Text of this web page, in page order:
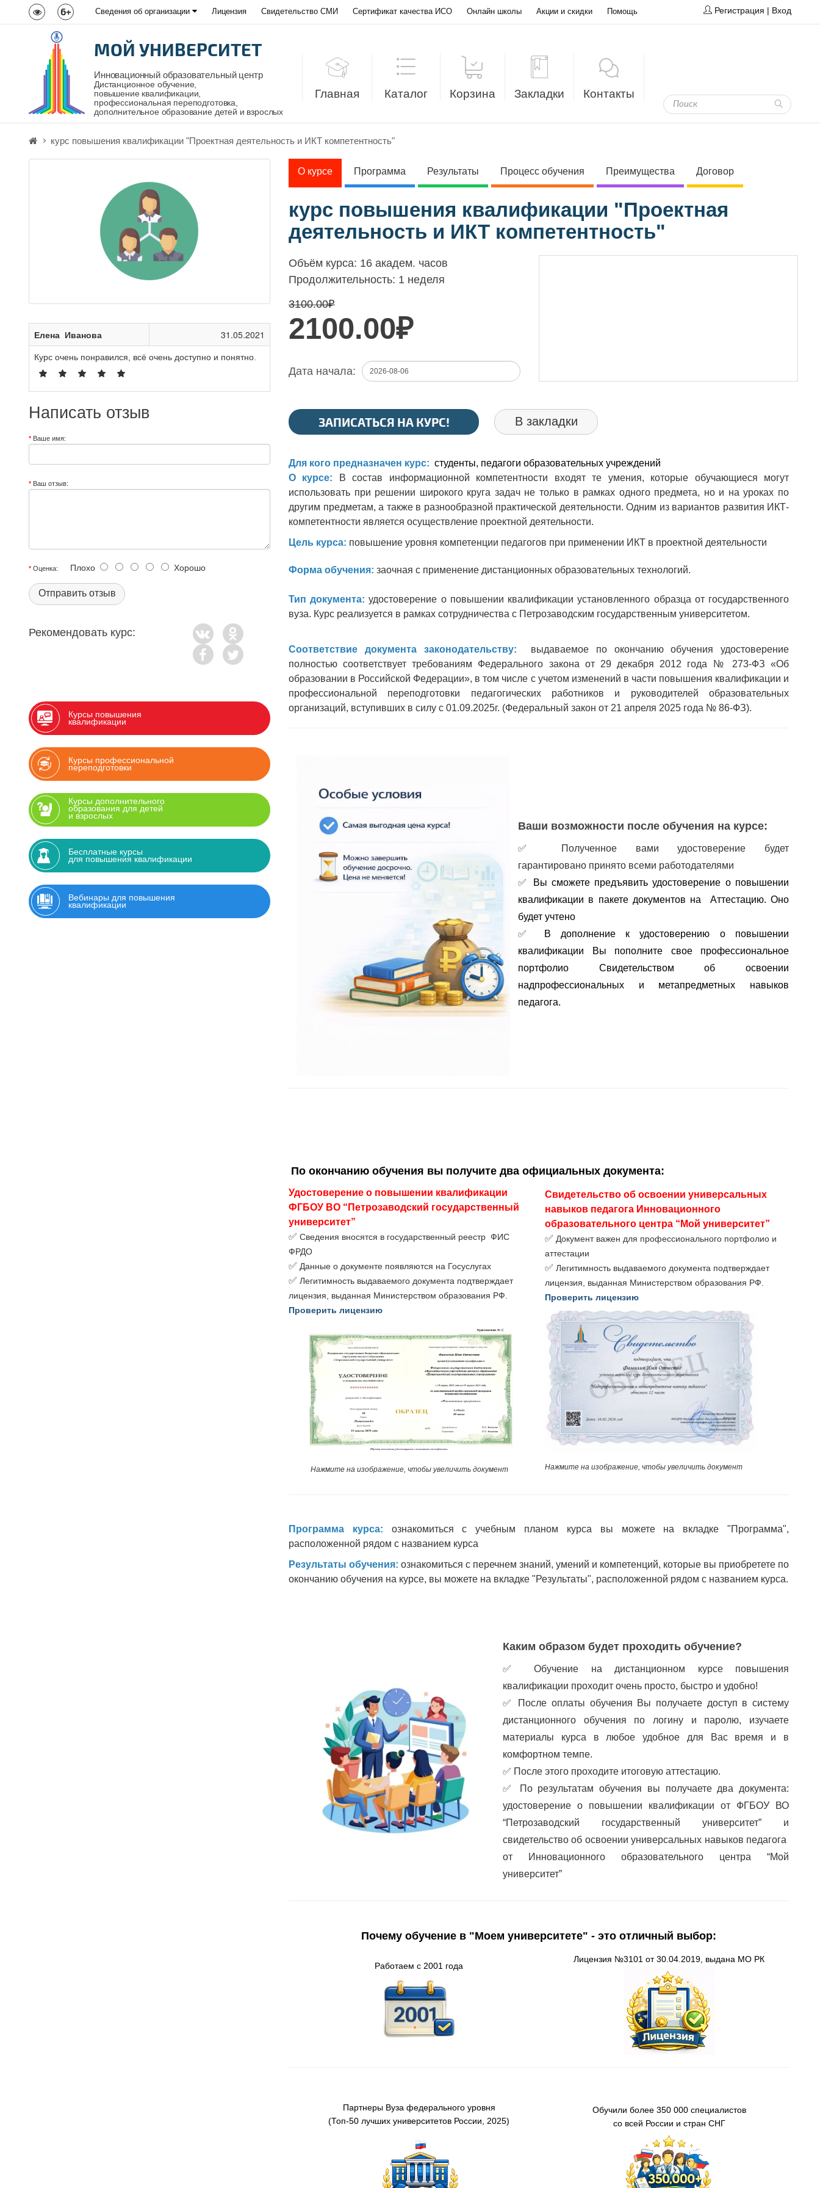
6+ Сведения об организации Лицензия Свидетельство СМИ Сертификат качества ИСО Онлайн школы Акции и скидки Помощь Регистрация | Вход
МОЙ УНИВЕРСИТЕТ
Инновационный образовательный центр
Дистанционное обучение,
повышение квалификации,
профессиональная переподготовка,
дополнительное образование детей и взрослых
Главная Каталог Корзина Закладки Контакты
курс повышения квалификации "Проектная деятельность и ИКТ компетентность"
Елена Иванова 31.05.2021
Курс очень понравился, всё очень доступно и понятно.
Написать отзыв
Ваше имя:
Ваш отзыв:
Оценка: Плохо Хорошо
Отправить отзыв
Рекомендовать курс:
Курсы повышения
квалификации
Курсы профессиональной
переподготовки
Курсы дополнительного
образования для детей
и взрослых
Бесплатные курсы
для повышения квалификации
Вебинары для повышения
квалификации
О курсе Программа Результаты Процесс обучения Преимущества Договор
курс повышения квалификации "Проектная
деятельность и ИКТ компетентность"
Объём курса: 16 академ. часов
Продолжительность: 1 неделя
3100.00₽
2100.00₽
Дата начала:
ЗАПИСАТЬСЯ НА КУРС! В закладки
Для кого предназначен курс: студенты, педагоги образовательных учреждений
О курсе:
В состав информационной компетентности входят те умения, которые обучающиеся могут
использовать при решении широкого круга задач не только в рамках одного предмета, но и на уроках по
другим предметам, а также в разнообразной практической деятельности. Одним из вариантов развития ИКТ-
компетентности является осуществление проектной деятельности.
Цель курса: повышение уровня компетенции педагогов при применении ИКТ в проектной деятельности
Форма обучения: заочная с применение дистанционных образовательных технологий.
Тип документа:удостоверение о повышении квалификации установленного образца от государственного
вуза. Курс реализуется в рамках сотрудничества с Петрозаводским государственным университетом.
Соответствие документа законодательству: выдаваемое по окончанию обучения удостоверение
полностью соответствует требованиям Федерального закона от 29 декабря 2012 года № 273-ФЗ «Об
образовании в Российской Федерации», в том числе с учетом изменений в части повышения квалификации и
профессиональной переподготовки педагогических работников и руководителей образовательных
организаций, вступивших в силу с 01.09.2025г. (Федеральный закон от 21 апреля 2025 года № 86-ФЗ).
Ваши возможности после обучения на курсе:
✅
Полученное вами удостоверение будет
гарантировано принято всеми работодателями
✅
Вы сможете предъявить удостоверение о повышении
квалификации в пакете документов на  Аттестацию. Оно
будет учтено
✅
В дополнение к удостоверению о повышении
портфолио
надпрофессиональных и метапредметных навыков
педагога.
По окончанию обучения вы получите два официальных документа:
Удостоверение о повышении квалификации
ФГБОУ ВО “Петрозаводский государственный
университет”
✅ Сведения вносятся в государственный реестр ФИС
ФРДО
✅ Данные о документе появляются на Госуслугах
✅ Легитимность выдаваемого документа подтверждает
лицензия, выданная Министерством образования РФ.
Проверить лицензию
Нажмите на изображение, чтобы увеличить документ
Свидетельство об освоении универсальных
навыков педагога Инновационного
образовательного центра “Мой университет”
✅ Документ важен для профессионального портфолио и
аттестации
✅ Легитимность выдаваемого документа подтверждает
лицензия, выданная Министерством образования РФ.
Проверить лицензию
Нажмите на изображение, чтобы увеличить документ
Программа курса: ознакомиться с учебным планом курса вы можете на вкладке "Программа",
расположенной рядом с названием курса
Результаты обучения: ознакомиться с перечнем знаний, умений и компетенций, которые вы приобретете по
окончанию обучения на курсе, вы можете на вкладке "Результаты", расположенной рядом с названием курса.
Каким образом будет проходить обучение?
✅ Обучение на дистанционном курсе повышения
квалификации проходит очень просто, быстро и удобно!
✅ После оплаты обучения Вы получаете доступ в систему
дистанционного обучения по логину и паролю, изучаете
материалы курса в любое удобное для Вас время и в
комфортном темпе.
✅ После этого проходите итоговую аттестацию.
✅
По результатам обучения вы получаете два документа:
удостоверение о повышении квалификации от ФГБОУ ВО
“Петрозаводский государственный университет” и
свидетельство об освоении универсальных навыков педагога
от Инновационного образовательного центра “Мой
университет”
Почему обучение в "Моем университете" - это отличный выбор:
Работаем с 2001 года
Лицензия №3101 от 30.04.2019, выдана МО РК
ПартнерыВузафедерального уровня
(Топ-50 лучших университетов России, 2025)
Обучили более 350 000 специалистов
со всей России и стран СНГ